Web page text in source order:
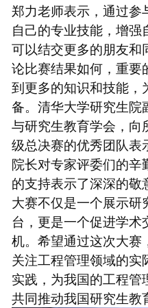
郑力老师表示，通过
自己的专业技能，增
可以结交更多的朋友
论比赛结果如何，重要
到更多的知识和技能
备。清华大学研究生院
与研究生教育学会，
级总决赛的优秀团队表
院长对专家评委们的
的支持表示了深深的敬
大赛不仅是一个展示
台，更是一个促进学
机。希望通过这次大赛
关注工程管理领域的
实践，为我国的工程管
共同推动我国研究生教